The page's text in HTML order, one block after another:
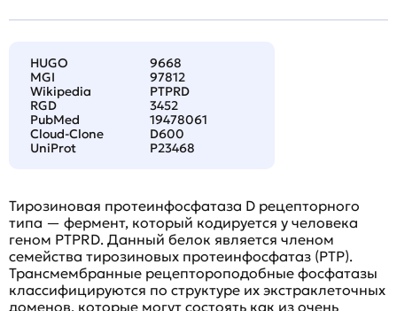
HUGO
9668
MGI
97812
Wikipedia
PTPRD
RGD
3452
PubMed
19478061
Cloud-Clone
D600
UniProt
P23468
Тирозиновая протеинфосфатаза D рецепторного
типа — фермент, который кодируется у человека
геном PTPRD. Данный белок является членом
семейства тирозиновых протеинфосфатаз (PTP).
Трансмембранные рецептороподобные фосфатазы
классифицируются по структуре их экстраклеточных
доменов, которые могут состоять как из очень